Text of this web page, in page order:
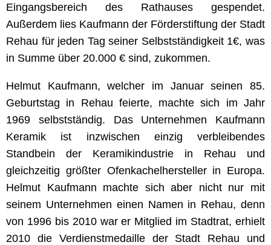
Eingangsbereich des Rathauses gespendet.
Außerdem lies Kaufmann der Förderstiftung der Stadt
Rehau für jeden Tag seiner Selbstständigkeit 1€, was
in Summe über 20.000 € sind, zukommen.
Helmut Kaufmann, welcher im Januar seinen 85.
Geburtstag in Rehau feierte, machte sich im Jahr
1969 selbstständig. Das Unternehmen Kaufmann
Keramik ist inzwischen einzig verbleibendes
Standbein der Keramikindustrie in Rehau und
gleichzeitig größter Ofenkachelhersteller in Europa.
Helmut Kaufmann machte sich aber nicht nur mit
seinem Unternehmen einen Namen in Rehau, denn
von 1996 bis 2010 war er Mitglied im Stadtrat, erhielt
2010 die Verdienstmedaille der Stadt Rehau und